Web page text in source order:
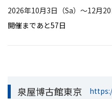
2026年10月3日（Sa）〜12月20
開催まであと57日
泉屋博古館東京